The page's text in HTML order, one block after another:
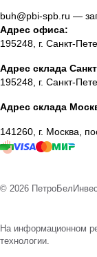
buh@pbi-spb.ru —
Адрес офиса:
195248, г. Санкт-
Адрес склада
195248, г. Санкт-
Адрес склада
141260, г. Москва,
© 2026
На информационном
технологии.